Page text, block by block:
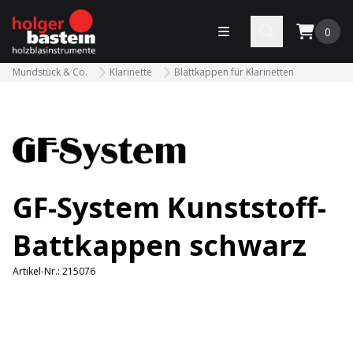
bastein
Menü öffnen 0
Mundstück & Co. Klarinette Blattkappen für Klarinetten
GF-System Kunststoff-
Battkappen schwarz
Artikel-Nr.: 215076